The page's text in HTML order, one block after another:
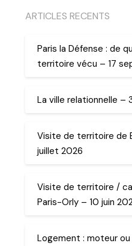
ARTICLES RECENTS
Paris la Défense : de
territoire vécu – 17
La ville relationnelle –
Visite de territoire de
juillet 2026
Visite de territoire /
Paris-Orly – 10 juin
Logement : moteur